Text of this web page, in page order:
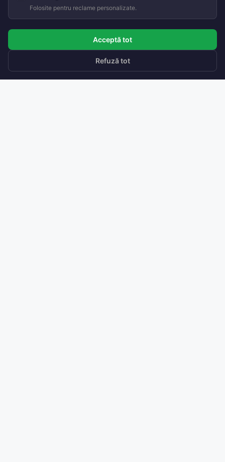
Folosite pentru reclame personalizate.
Acceptă tot
Refuză tot